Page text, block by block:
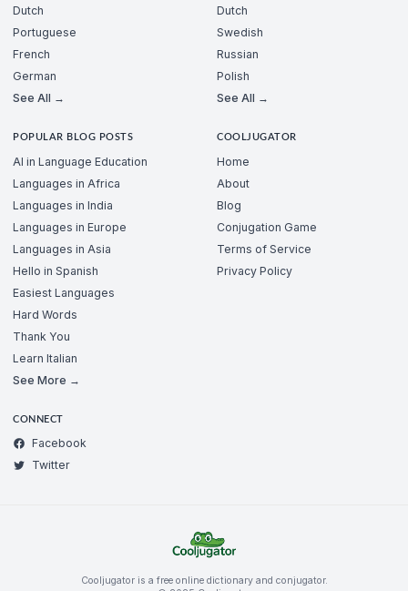
Dutch
Portuguese
French
German
See All →
Dutch
Swedish
Russian
Polish
See All →
POPULAR BLOG POSTS
AI in Language Education
Languages in Africa
Languages in India
Languages in Europe
Languages in Asia
Hello in Spanish
Easiest Languages
Hard Words
Thank You
Learn Italian
See More →
COOLJUGATOR
Home
About
Blog
Conjugation Game
Terms of Service
Privacy Policy
CONNECT
Facebook
Twitter
Cooljugator is a free online dictionary and conjugator.